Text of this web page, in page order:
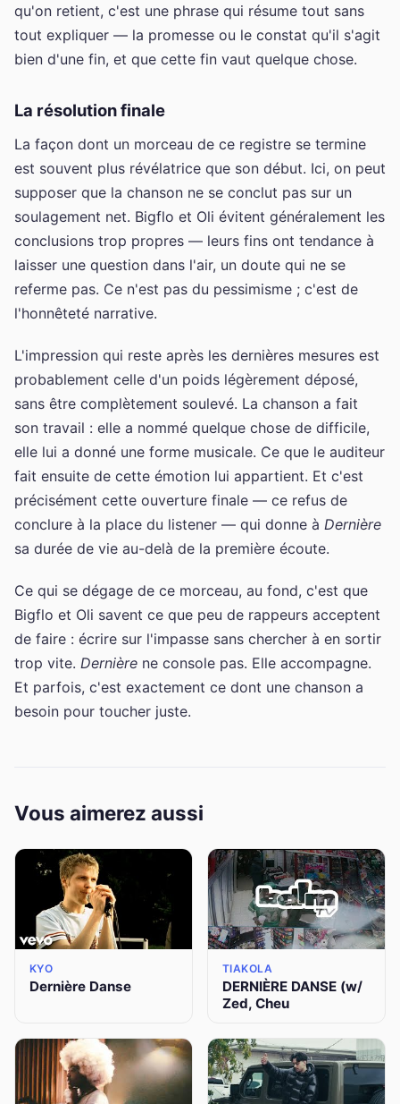
qu'on retient, c'est une phrase qui résume tout sans
tout expliquer — la promesse ou le constat qu'il s'agit
bien d'une fin, et que cette fin vaut quelque chose.
La résolution finale
La façon dont un morceau de ce registre se termine
est souvent plus révélatrice que son début. Ici, on peut
supposer que la chanson ne se conclut pas sur un
soulagement net. Bigflo et Oli évitent généralement les
conclusions trop propres — leurs fins ont tendance à
laisser une question dans l'air, un doute qui ne se
referme pas. Ce n'est pas du pessimisme ; c'est de
l'honnêteté narrative.
L'impression qui reste après les dernières mesures est
probablement celle d'un poids légèrement déposé,
sans être complètement soulevé. La chanson a fait
son travail : elle a nommé quelque chose de difficile,
elle lui a donné une forme musicale. Ce que le auditeur
fait ensuite de cette émotion lui appartient. Et c'est
précisément cette ouverture finale — ce refus de
conclure à la place du listener — qui donne à Dernière
sa durée de vie au-delà de la première écoute.
Ce qui se dégage de ce morceau, au fond, c'est que
Bigflo et Oli savent ce que peu de rappeurs acceptent
de faire : écrire sur l'impasse sans chercher à en sortir
trop vite. Dernière ne console pas. Elle accompagne.
Et parfois, c'est exactement ce dont une chanson a
besoin pour toucher juste.
Vous aimerez aussi
KYO
Dernière Danse
TIAKOLA
DERNIÈRE DANSE (w/
Zed, Cheu